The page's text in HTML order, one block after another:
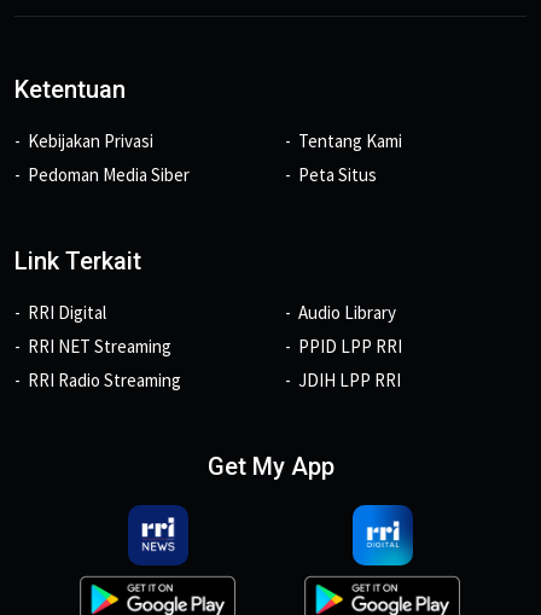
Ketentuan
Kebijakan Privasi
Pedoman Media Siber
Tentang Kami
Peta Situs
Link Terkait
RRI Digital
RRI NET Streaming
RRI Radio Streaming
Audio Library
PPID LPP RRI
JDIH LPP RRI
Get My App